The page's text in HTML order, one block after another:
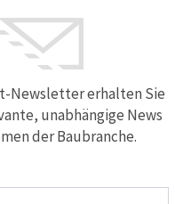
Newsletter erhalten Sie
unabhängige News
der Baubranche.